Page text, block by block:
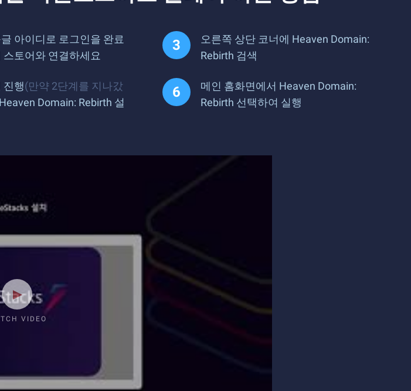
아이디로 로그인을 완료
스토어와 연결하세요
오른쪽 상단 코너에 Heaven Domain:
Rebirth 검색
진행(만약 2단계를 지나갔
Domain: Rebirth 설
메인 홈화면에서 Heaven Domain:
Rebirth 선택하여 실행
VIDEO